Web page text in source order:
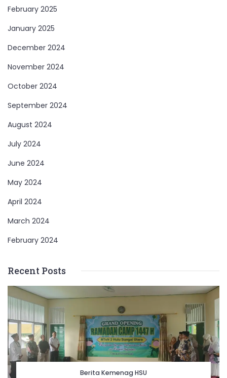
February 2025
January 2025
December 2024
November 2024
October 2024
September 2024
August 2024
July 2024
June 2024
May 2024
April 2024
March 2024
February 2024
Recent Posts
Berita Kemenag HSU